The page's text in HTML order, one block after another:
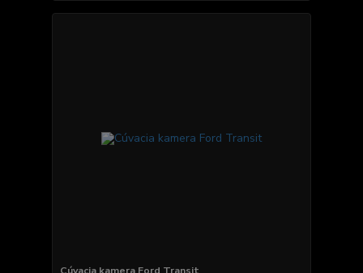
Cúvacia kamera Ford Transit